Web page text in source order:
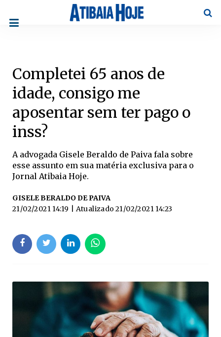
Completei 65 anos de
idade, consigo me
aposentar sem ter pago o
inss?
A advogada Gisele Beraldo de Paiva fala sobre
esse assunto em sua matéria exclusiva para o
Jornal Atibaia Hoje.
GISELE BERALDO DE PAIVA
21/02/2021 14:19
| Atualizado 21/02/2021 14:23